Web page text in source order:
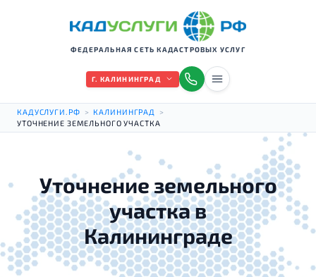
ФЕДЕРАЛЬНАЯ СЕТЬ КАДАСТРОВЫХ УСЛУГ
Г. КАЛИНИНГРАД
КАДУСЛУГИ.РФ > КАЛИНИНГРАД
>
УТОЧНЕНИЕ ЗЕМЕЛЬНОГО УЧАСТКА
Уточнение земельного
участка в
Калининграде